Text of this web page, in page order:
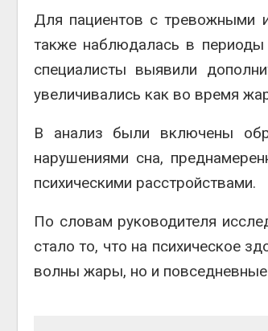
Для пациентов с тревожными
также наблюдалась в
специалисты выявили
увеличивались как во время
В анализ были включены
нарушениями сна,
психическими расстройствами.
По словам руководителя
стало то, что на психическое
волны жары, но и